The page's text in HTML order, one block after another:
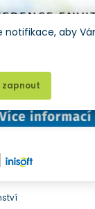
notifikace, aby
zapnout